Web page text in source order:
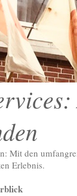
Mit den
Erlebnis.